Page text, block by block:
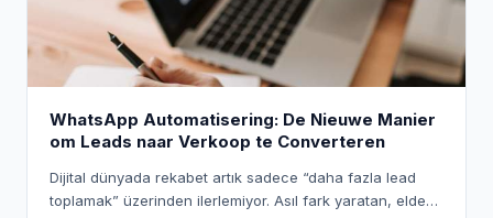
WhatsApp Automatisering: De Nieuwe Manier
om Leads naar Verkoop te Converteren
Dijital dünyada rekabet artık sadece “daha fazla lead
toplamak” üzerinden ilerlemiyor. Asıl fark yaratan, elde